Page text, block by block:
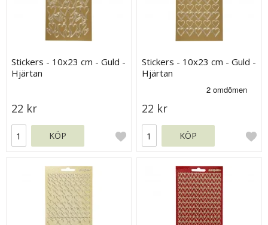
Stickers - 10x23 cm - Guld -
Hjärtan
22 kr
KÖP
Stickers - 10x23 cm - Guld -
Hjärtan
22 kr
KÖP